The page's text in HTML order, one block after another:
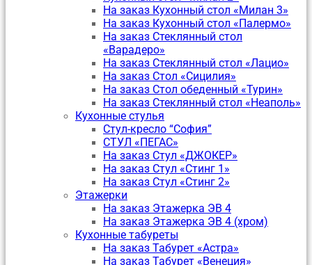
На заказ Кухонный стол «Милан 3»
На заказ Кухонный стол «Палермо»
На заказ Стеклянный стол
«Варадеро»
На заказ Стеклянный стол «Лацио»
На заказ Стол «Сицилия»
На заказ Стол обеденный «Турин»
На заказ Стеклянный стол «Неаполь»
Кухонные стулья
Стул-кресло “София”
CТУЛ «ПЕГАС»
На заказ Стул «ДЖОКЕР»
На заказ Стул «Стинг 1»
На заказ Стул «Стинг 2»
Этажерки
На заказ Этажерка ЭВ 4
На заказ Этажерка ЭВ 4 (хром)
Кухонные табуреты
На заказ Табурет «Астра»
На заказ Табурет «Венеция»